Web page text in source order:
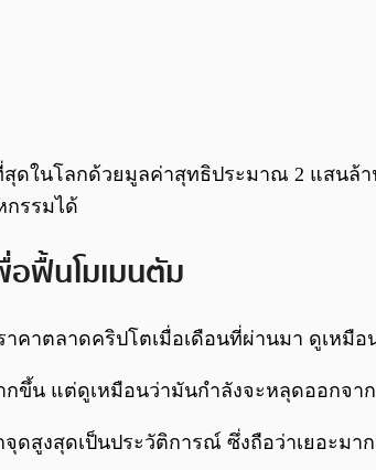
ดในโลกด้วยมูลค่าสุทธิประมาณ 2 แสนล้า
กรรมได้
อฟื้นโมเมนตัม
าคาตลาดคริปโตเมื่อเดือนที่ผ่านมา ดูเห
น แต่ดูเหมือนว่ามันกำลังจะหลุดออกจาก
จุดสูงสุดเป็นประวัติการณ์ ซึ่งถือว่าเยอะมา